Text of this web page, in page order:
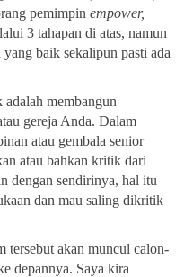
pemimpin empower,
3 tahapan di atas, namun
baik sekalipun pasti ada
adalah membangun
gereja Anda. Dalam
atau gembala senior
atau bahkan kritik dari
dengan sendirinya, hal itu
dan mau saling dikritik
tersebut akan muncul calon-
depannya. Saya kira